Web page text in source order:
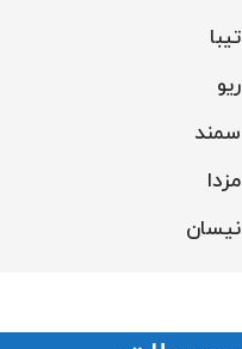
تیبا
ریو
سمند
مزدا
نیسان